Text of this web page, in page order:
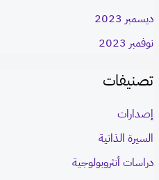
ديسمبر 2023
نوفمبر 2023
تصنيفات
إصدارات
السيرة الذاتية
دراسات أنثروبولوجية